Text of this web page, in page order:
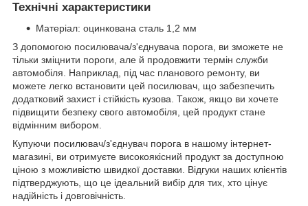
Технічні характеристики
Матеріал: оцинкована сталь 1,2 мм
З допомогою посилювача/з'єднувача порога, ви зможете не
тільки зміцнити пороги, але й продовжити термін служби
автомобіля. Наприклад, під час планового ремонту, ви
можете легко встановити цей посилювач, що забезпечить
додатковий захист і стійкість кузова. Також, якщо ви хочете
підвищити безпеку свого автомобіля, цей продукт стане
відмінним вибором.
Купуючи посилювач/з'єднувач порога в нашому інтернет-
магазині, ви отримуєте високоякісний продукт за доступною
ціною з можливістю швидкої доставки. Відгуки наших клієнтів
підтверджують, що це ідеальний вибір для тих, хто цінує
надійність і довговічність.